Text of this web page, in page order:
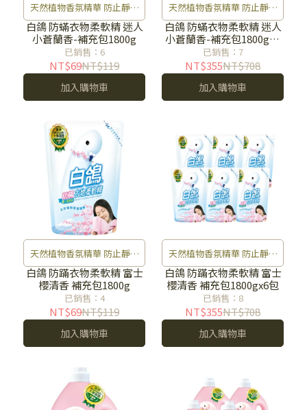
天然植物香氛精華 防止靜電
灰塵不沾染 防霉去味 衣物好
清香
白鴿 防蟎衣物柔軟精 迷人
小蒼蘭香-補充包1800g
已銷售：6
NT$69NT$119
加入購物車
天然植物香氛精華 防止靜電
灰塵不沾染 防霉去味 衣物好
清香
白鴿 防蟎衣物柔軟精 迷人
小蒼蘭香-補充包1800gX6
包
已銷售：7
NT$355NT$708
加入購物車
天然植物香氛精華 防止靜電
灰塵不沾染 防霉去味 衣物好
清香
白鴿 防蹣衣物柔軟精 富士
櫻清香 補充包1800g
已銷售：4
NT$69NT$119
加入購物車
天然植物香氛精華 防止靜電
灰塵不沾染 防霉去味 衣物好
清香
白鴿 防蹣衣物柔軟精 富士
櫻清香 補充包1800gx6包
已銷售：8
NT$355NT$708
加入購物車